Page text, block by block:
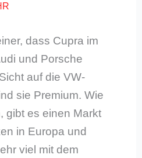
dass Cupra im
und Porsche
auf die VW-
sie Premium. Wie
gibt es einen Markt
in Europa und
viel mit dem